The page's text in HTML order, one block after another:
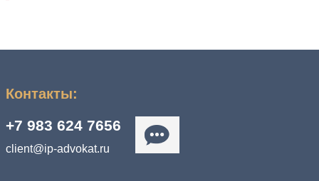
Контакты:
+7 983 624 7656
client@ip-advokat.ru